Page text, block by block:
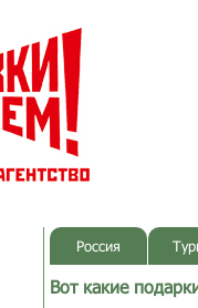
Россия
Вот какие